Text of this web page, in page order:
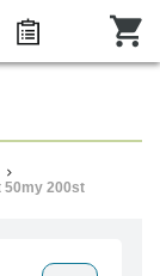
50my 200st